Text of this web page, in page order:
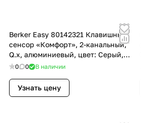
Berker Easy 80142321 Клавишный
сенсор «Комфорт», 2-канальный,
Q.x, алюминиевый, цвет: Серый,
оттенок: Алюминиевый
0 0 В наличии
Узнать цену